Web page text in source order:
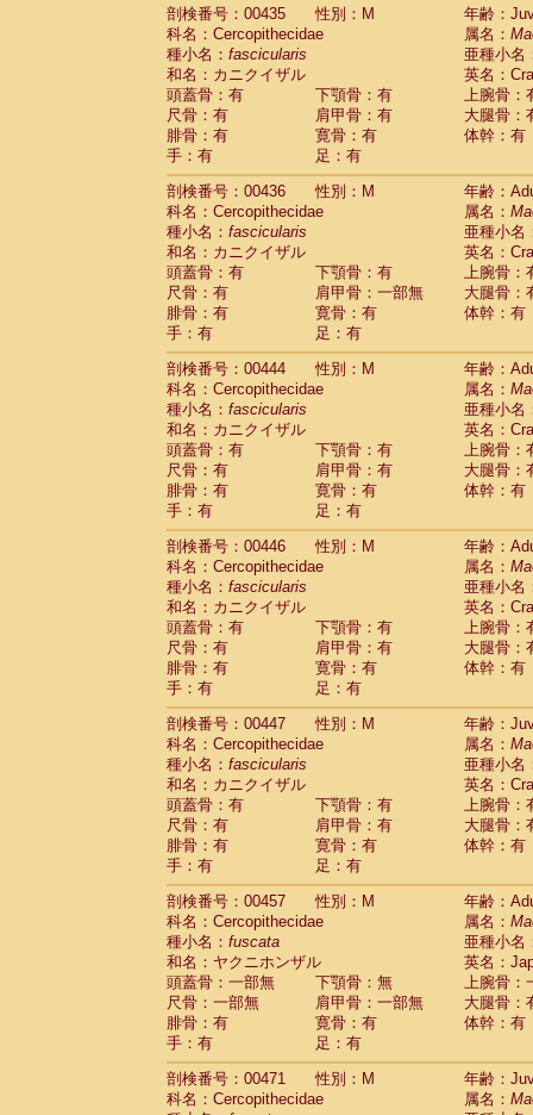
剖検番号：00435
性別：M
年齢：
科名：Cercopithecidae
属名：
種小名： fascicularis
亜種小名
和名：カニクイザル
英名：
頭蓋骨：有
下顎骨：有
上腕骨：
尺骨：有
肩甲骨：有
大腿骨：
腓骨：有
寛骨：有
体幹：有
手：有
足：有
剖検番号：00436
性別：M
年齢：
科名：Cercopithecidae
属名：
種小名： fascicularis
亜種小名
和名：カニクイザル
英名：
頭蓋骨：有
下顎骨：有
上腕骨：
尺骨：有
肩甲骨：一部無
大腿骨：
腓骨：有
寛骨：有
体幹：有
手：有
足：有
剖検番号：00444
性別：M
年齢：
科名：Cercopithecidae
属名：
種小名： fascicularis
亜種小名
和名：カニクイザル
英名：
頭蓋骨：有
下顎骨：有
上腕骨：
尺骨：有
肩甲骨：有
大腿骨：
腓骨：有
寛骨：有
体幹：有
手：有
足：有
剖検番号：00446
性別：M
年齢：
科名：Cercopithecidae
属名：
種小名： fascicularis
亜種小名
和名：カニクイザル
英名：
頭蓋骨：有
下顎骨：有
上腕骨：
尺骨：有
肩甲骨：有
大腿骨：
腓骨：有
寛骨：有
体幹：有
手：有
足：有
剖検番号：00447
性別：M
年齢：
科名：Cercopithecidae
属名：
種小名： fascicularis
亜種小名
和名：カニクイザル
英名：
頭蓋骨：有
下顎骨：有
上腕骨：
尺骨：有
肩甲骨：有
大腿骨：
腓骨：有
寛骨：有
体幹：有
手：有
足：有
剖検番号：00457
性別：M
年齢：
科名：Cercopithecidae
属名：
種小名： fuscata
亜種小名
和名：ヤクニホンザル
英名：
頭蓋骨：一部無
下顎骨：無
上腕骨：
尺骨：一部無
肩甲骨：一部無
大腿骨：
腓骨：有
寛骨：有
体幹：有
手：有
足：有
剖検番号：00471
性別：M
年齢：
科名：Cercopithecidae
属名：